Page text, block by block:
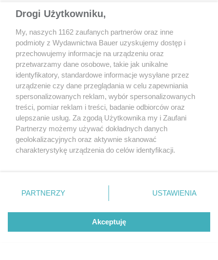
CZYTAJ TAKŻE
AUTA KLASYCZNE
BMW serii 3 E30 – solidnie
AUTA KLASYCZNE
Alfa Romeo R.Z.,
modeli w wersji
Drogi Użytkowniku,
My, naszych 1162 zaufanych partnerów oraz inne
podmioty z Wydawnictwa Bauer uzyskujemy dostęp i
przechowujemy informacje na urządzeniu oraz
przetwarzamy dane osobowe, takie jak unikalne
identyfikatory, standardowe informacje wysyłane przez
urządzenie czy dane przeglądania w celu zapewniania
spersonalizowanych reklam, wybór spersonalizowanych
treści, pomiar reklam i treści, badanie odbiorców oraz
ulepszanie usług. Za zgodą Użytkownika my i Zaufani
Partnerzy możemy używać dokładnych danych
geolokalizacyjnych oraz aktywnie skanować
charakterystykę urządzenia do celów identyfikacji.
zmienić/wycofać klikając przycisk ustawień prywatności
znajdujący się w lewym dolnym rogu strony
rodzaje przetwarzania danych nie wymagają zgody
użytkownika, ale masz prawo sprzeciwić się takiemu
PARTNERZY USTAWIENIA
Akceptuję